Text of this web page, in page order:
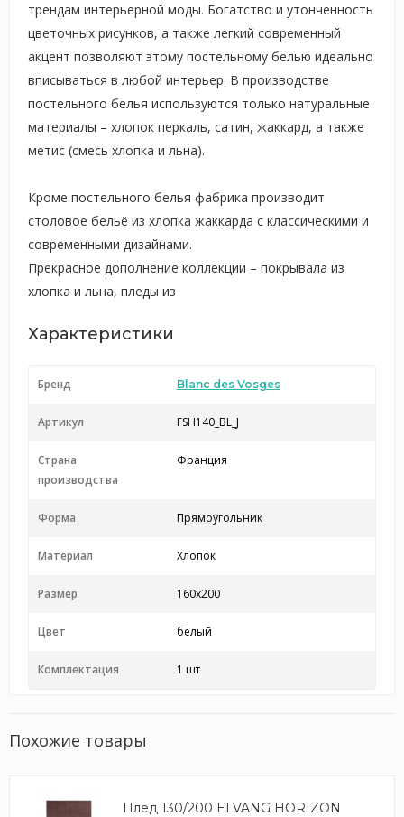
трендам интерьерной моды. Богатство и утонченность
цветочных рисунков, а также легкий современный
акцент позволяют этому постельному белью идеально
вписываться в любой интерьер. В производстве
постельного белья используются только натуральные
материалы – хлопок перкаль, сатин, жаккард, а также
метис (смесь хлопка и льна).
Кроме постельного белья фабрика производит
столовое бельё из хлопка жаккарда с классическими и
современными дизайнами.
Прекрасное дополнение коллекции – покрывала из
хлопка и льна, пледы из
Характеристики
Бренд Blanc des Vosges
Артикул FSH140_BL_J
Страна
производства
Франция
Форма Прямоугольник
Материал Хлопок
Размер 160x200
Цвет белый
Комплектация 1 шт
Похожие товары
Плед 130/200 ELVANG HORIZON